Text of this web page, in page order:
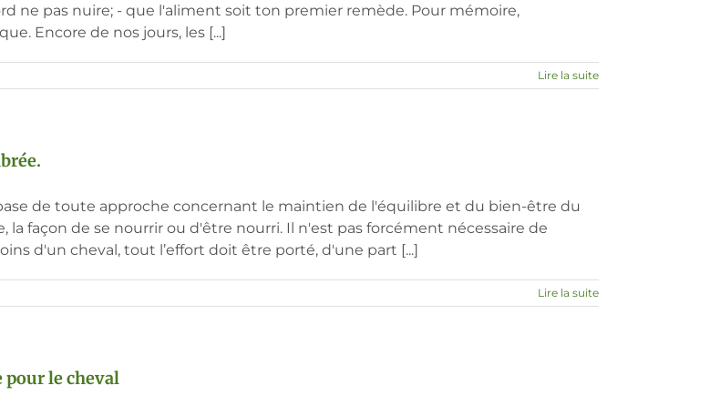
ne pas nuire; - que l'aliment soit ton premier remède. Pour mémoire,
Encore de nos jours, les [...]
Lire la suite
de toute approche concernant le maintien de l'équilibre et du bien-être du
la façon de se nourrir ou d'être nourri. Il n'est pas forcément nécessaire de
d'un cheval, tout l’effort doit être porté, d'une part [...]
Lire la suite
le cheval